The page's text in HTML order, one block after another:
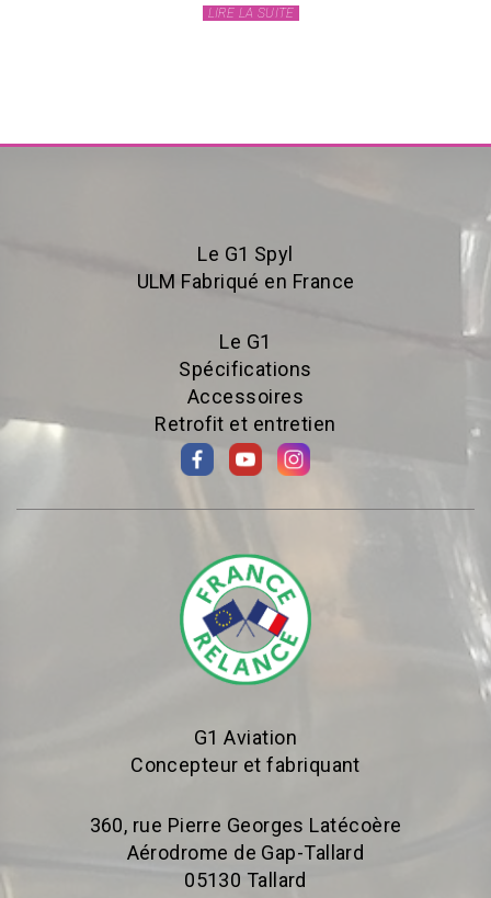
LIRE LA SUITE
Le G1 Spyl
ULM Fabriqué en France
Le G1
Spécifications
Accessoires
Retrofit et entretien
G1 Aviation
Concepteur et fabriquant
360, rue Pierre Georges Latécoère
Aérodrome de Gap-Tallard
05130 Tallard